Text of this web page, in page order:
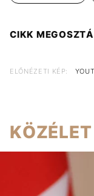
CIKK
ELŐNÉZETI KÉP:
KÖZÉLET